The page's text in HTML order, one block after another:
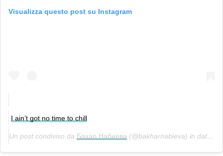
Visualizza questo post su Instagram
I ain’t got no time to chill
Un post condiviso da Бахар Набиева (@bakharnabieva) in data: